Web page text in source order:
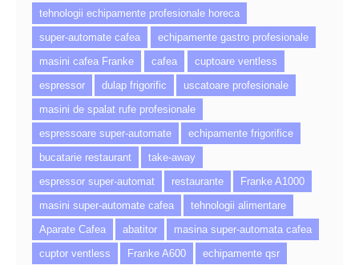
tehnologii echipamente profesionale horeca
super-automate cafea
echipamente gastro profesionale
masini cafea Franke
cafea
cuptoare ventless
espressor
dulap frigorific
uscatoare profesionale
masini de spalat rufe profesionale
espressoare super-automate
echipamente frigorifice
bucatarie restaurant
take-away
espressor super-automat
restaurante
Franke A1000
masini super-automate cafea
tehnologii alimentare
Aparate Cafea
abatitor
masina super-automata cafea
cuptor ventless
Franke A600
echipamente qsr